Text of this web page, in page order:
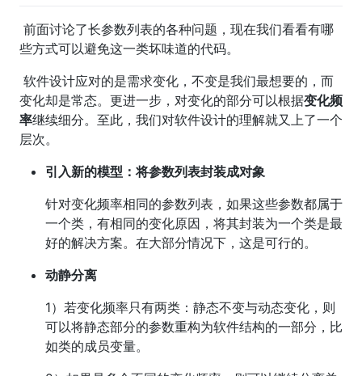
​ 前面讨论了长参数列表的各种问题，现在我们看看有哪
些方式可以避免这一类坏味道的代码。
​ 软件设计应对的是需求变化，不变是我们最想要的，而
变化却是常态。更进一步，对变化的部分可以根据变化频
率继续细分。至此，我们对软件设计的理解就又上了一个
层次。
引入新的模型：将参数列表封装成对象
针对变化频率相同的参数列表，如果这些参数都属于
一个类，有相同的变化原因，将其封装为一个类是最
好的解决方案。在大部分情况下，这是可行的。
动静分离
1）若变化频率只有两类：静态不变与动态变化，则
可以将静态部分的参数重构为软件结构的一部分，比
如类的成员变量。